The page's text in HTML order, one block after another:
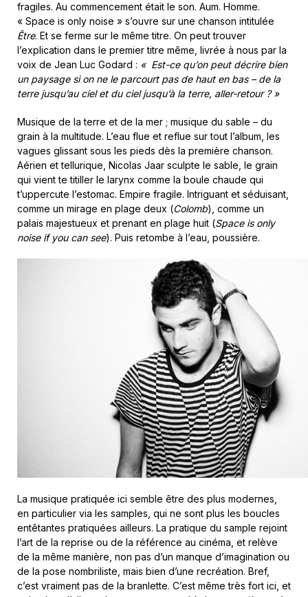
fragiles. Au commencement était le son. Aum. Homme.
« Space is only noise » s’ouvre sur une chanson intitulée
Être. Et se ferme sur le même titre. On peut trouver
l’explication dans le premier titre même, livrée à nous par la
voix de Jean Luc Godard : « Est-ce qu’on peut décrire bien
un paysage si on ne le parcourt pas de haut en bas – de la
terre jusqu’au ciel et du ciel jusqu’à la terre, aller-retour ? »
Musique de la terre et de la mer ; musique du sable – du
grain à la multitude. L’eau flue et reflue sur tout l’album, les
vagues glissant sous les pieds dès la première chanson.
Aérien et tellurique, Nicolas Jaar sculpte le sable, le grain
qui vient te titiller le larynx comme la boule chaude qui
t’uppercute l’estomac. Empire fragile. Intriguant et séduisant,
comme un mirage en plage deux (Colomb), comme un
palais majestueux et prenant en plage huit (Space is only
noise if you can see). Puis retombe à l’eau, poussière.
La musique pratiquée ici semble être des plus modernes,
en particulier via les samples, qui ne sont plus les boucles
entêtantes pratiquées ailleurs. La pratique du sample rejoint
l’art de la reprise ou de la référence au cinéma, et relève
de la même manière, non pas d’un manque d’imagination ou
de la pose nombriliste, mais bien d’une recréation. Bref,
c’est vraiment pas de la branlette. C’est même très fort ici, et